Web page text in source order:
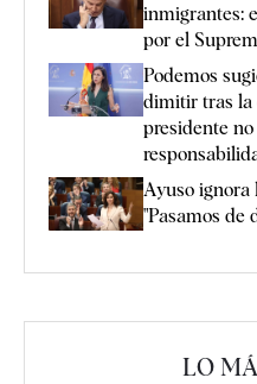
inmigrantes:
por el
Podemos
dimitir tras la
presidente
Ayuso ignora
"Pasamos de
LO